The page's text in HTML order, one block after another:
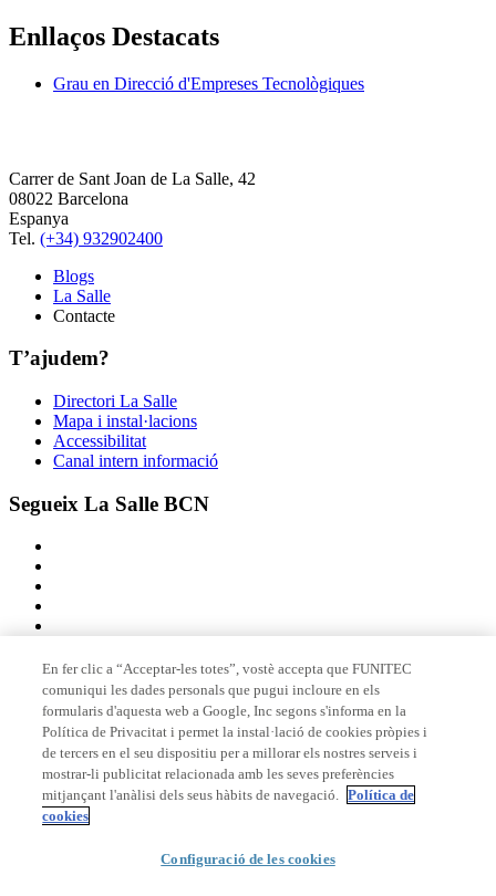
Enllaços Destacats
Grau en Direcció d'Empreses Tecnològiques
Carrer de Sant Joan de La Salle, 42
08022 Barcelona
Espanya
Tel. (+34) 932902400
Blogs
La Salle
Contacte
T’ajudem?
Directori La Salle
Mapa i instal·lacions
Accessibilitat
Canal intern informació
Segueix La Salle BCN
Membre de
Acreditacions
© 2026 La Salle Campus Barcelona - URL |Avís legal
En fer clic a “Acceptar-les totes”, vostè accepta que FUNITEC
comuniqui les dades personals que pugui incloure en els
formularis d'aquesta web a Google, Inc segons s'informa en la
Política de Privacitat i permet la instal·lació de cookies pròpies i
de tercers en el seu dispositiu per a millorar els nostres serveis i
mostrar-li publicitat relacionada amb les seves preferències
mitjançant l'anàlisi dels seus hàbits de navegació. Política de
cookies
Configuració de les cookies